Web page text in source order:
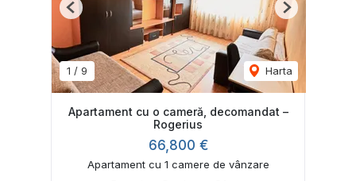
1 / 9 Harta
Previous Next
Apartament cu o cameră, decomandat –
Rogerius
66,800 €
Apartament cu 1 camere de vânzare